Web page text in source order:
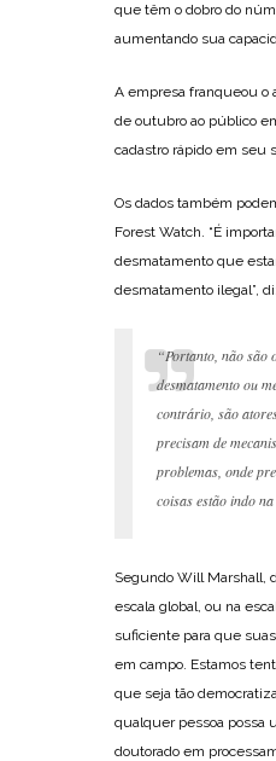
que têm o dobro do
aumentando sua
A empresa franqueou o
de outubro ao público
cadastro rápido em seu
Os dados também
Forest Watch. “É
desmatamento que
desmatamento ilegal”,
“Portanto, não são
desmatamento ou
contrário, são
precisam de
problemas, onde
coisas estão indo
Segundo Will Marshall,
escala global, ou na
suficiente para que
em campo. Estamos
que seja tão
qualquer pessoa possa
doutorado em